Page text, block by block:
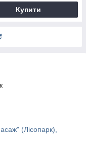
Купити
(Лісопарк),